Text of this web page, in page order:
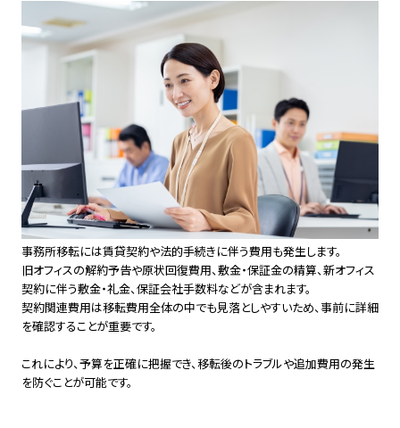
事務所移転には賃貸契約や法的手続きに伴う費用も発生します。
旧オフィスの解約予告や原状回復費用、敷金・保証金の精算、新オフィス
契約に伴う敷金・礼金、保証会社手数料などが含まれます。
契約関連費用は移転費用全体の中でも見落としやすいため、事前に詳細
を確認することが重要です。
これにより、予算を正確に把握でき、移転後のトラブルや追加費用の発生
を防ぐことが可能です。